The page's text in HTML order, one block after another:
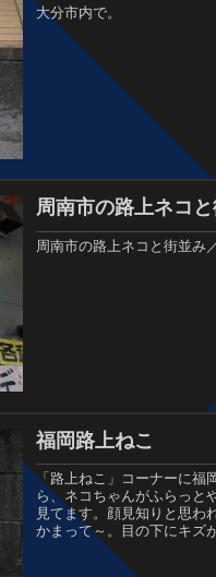
大分市内で。
周南市の路上ネコ
周南市の路上ネコと街並み
福岡路上ねこ
「路上ねこ」コーナーに福
ら、ネコちゃんがふらっと
見てます。顔見知りと思わ
かまって～。目の下にキズ